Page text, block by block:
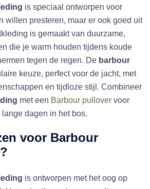
is speciaal ontworpen voor
willen presteren, maar er ook goed uit
is gemaakt van duurzame,
die je warm houden tijdens koude
tegen de regen. De barbour
keuze, perfect voor de jacht, met
en tijdloze stijl. Combineer
met een Barbour pullover voor
dagen in het bos.
voor Barbour
?
is ontworpen met het oog op